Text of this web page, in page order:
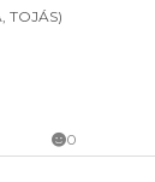
TOJÁS)
0